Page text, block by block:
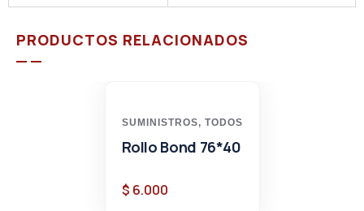
PRODUCTOS RELACIONADOS
SUMINISTROS, TODOS
Rollo Bond 76*40
$ 6.000